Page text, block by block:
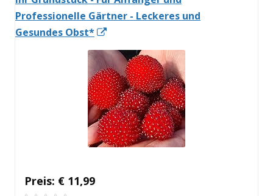
Professionelle Gärtner - Leckeres und
Gesundes Obst*
neuem
Fenster
öffnen
Preis: € 11,99